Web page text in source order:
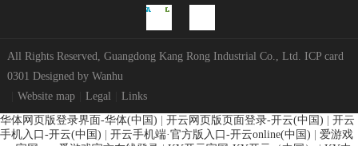
All Rights Reserved, Guangdong Kang Rong Industrial Co., Ltd. ICP card
0301 Designed by Wanhu
Website map Legal
Links
华体网页版登录界面-华体(中国)
开云网页版页面登录-开云(中国)
开云
手机入口-开云(中国)
开云手机端·官方版入口-开云online(中国)
爱游戏